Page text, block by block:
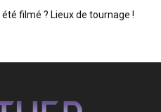
été filmé ? Lieux de tournage !